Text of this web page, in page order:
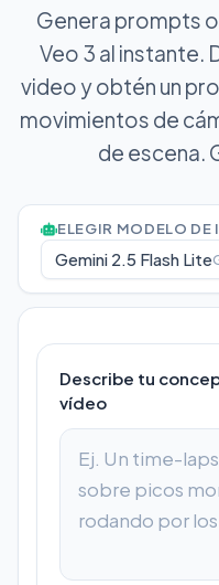
Genera prompts
Veo 3 al instante.
video y obtén un
movimientos de
de escena.
ELEGIR MODELO DE
Gemini 2.5 Flash Lite
Describe tu
vídeo